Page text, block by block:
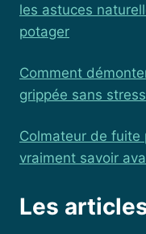
les astuces
potager
Comment
grippée sans
Colmateur de fuite
vraiment savoir
Les